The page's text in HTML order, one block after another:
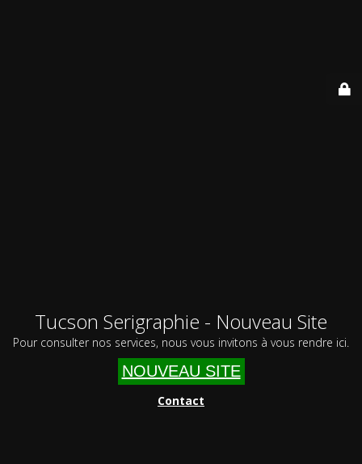
Tucson Serigraphie - Nouveau Site
Pour consulter nos services, nous vous invitons à vous rendre ici.
NOUVEAU SITE
Contact